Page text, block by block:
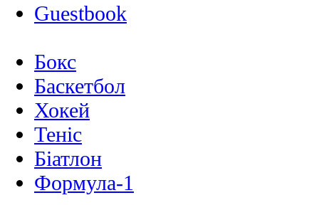
Guestbook
Бокс
Баскетбол
Хокей
Теніс
Біатлон
Формула-1